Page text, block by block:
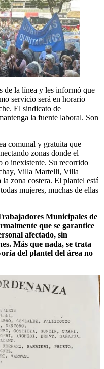
de la línea y les informó que
servicio será en horario
El sindicato de
la fuente laboral. Son
comunal y gratuita que
zonas donde el
o inexistente. Su recorrido
Villa Martelli, Villa
zona costera. El plantel está
mujeres, muchas de ellas
Municipales de
que se garantice
afectado, sin
Más que nada, se trata
del plantel del área no